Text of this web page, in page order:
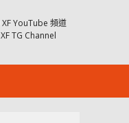
XF YouTube 頻道
XF TG Channel